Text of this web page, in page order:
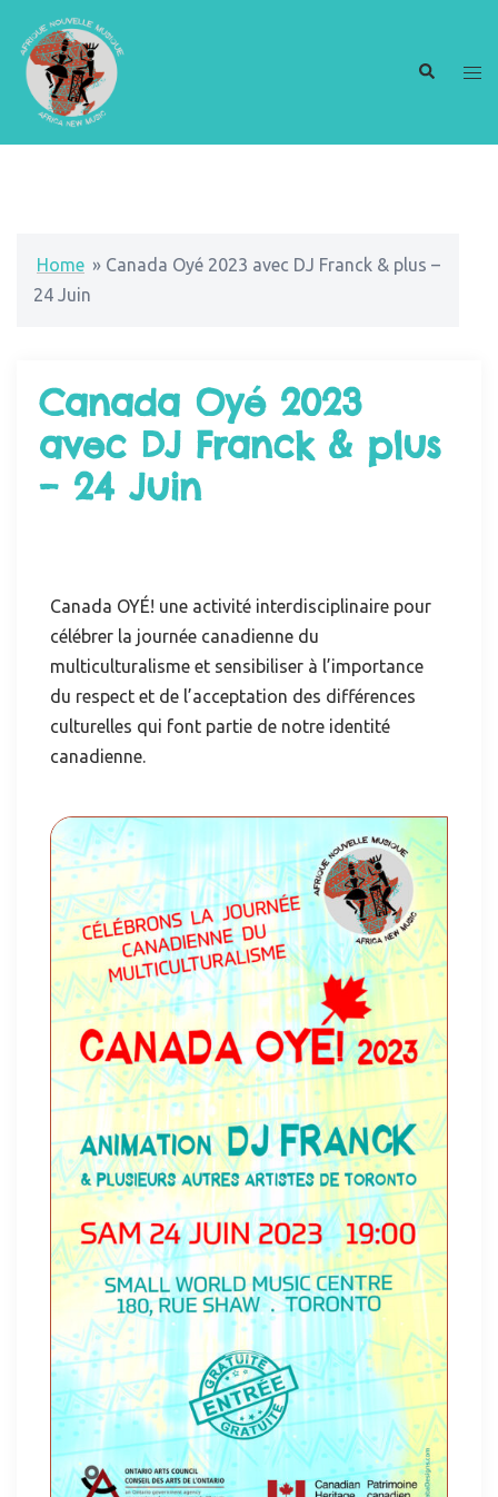
Home » Canada Oyé 2023 avec DJ Franck & plus –
24 Juin
Canada Oyé 2023
avec DJ Franck & plus
– 24 Juin
Canada OYÉ! une activité interdisciplinaire pour
célébrer la journée canadienne du
multiculturalisme et sensibiliser à l’importance
du respect et de l’acceptation des différences
culturelles qui font partie de notre identité
canadienne.